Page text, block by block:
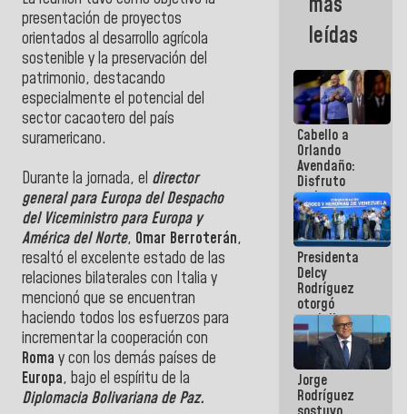
presentación de proyectos
orientados al desarrollo agrícola
sostenible y la preservación del
patrimonio, destacando
especialmente el potencial del
sector cacaotero del país
suramericano.
Durante la jornada, el director
general para Europa del Despacho
del Viceministro para Europa y
América del Norte, Omar Berroterán,
resaltó el excelente estado de las
relaciones bilaterales con Italia y
mencionó que se encuentran
haciendo todos los esfuerzos para
incrementar la cooperación con
Roma y con los demás países de
Europa, bajo el espíritu de la
Diplomacia Bolivariana de Paz.
leídas
Cabello a
Orlando
Avendaño:
Disfruto
cada vez
que escribes
porque lo
que haces
es
embarrarla
Presidenta
Delcy
Rodríguez
otorgó
medalla
"Héroe de
Venezuela"
a servidores
públicos
Jorge
Rodríguez